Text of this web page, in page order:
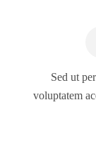
Sed ut
voluptatem